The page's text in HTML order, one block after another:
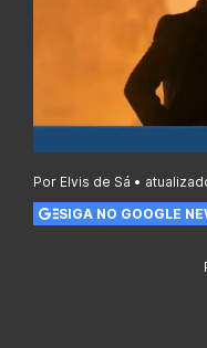
Por Elvis de Sá •
SIGA NO GOOGLE